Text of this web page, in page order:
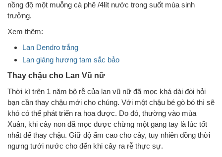
nồng độ một muỗng cà phê /4lít nước trong suốt mùa sinh
trưởng.
Xem thêm:
Lan Dendro trắng
Lan giáng hương tam sắc bảo
Thay chậu cho Lan Vũ nữ
Thời kì trên 1 năm bộ rễ của lan vũ nữ đã mọc khá dài đòi hỏi
bạn cần thay chậu mới cho chúng. Với một chậu bé gò bó thì sẽ
khó có thể phát triển ra hoa được. Do đó, thường vào mùa
Xuân, khi cây non đã mọc được chừng một gang tay là lúc tốt
nhất để thay chậu. Giữ độ ẩm cao cho cây, tuy nhiên đồng thời
ngưng tưới nước cho đến khi cây ra rễ thực sự.